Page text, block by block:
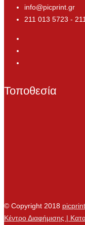
info@picprint.gr
211 013 5723 -
Τοποθεσία
© Copyright 2018
Κέντρο Διαφήμισης |